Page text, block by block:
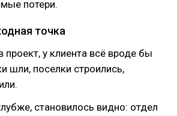
потери.
точка
у клиента всё вроде бы
шли, поселки строились,
становилось видно: отдел